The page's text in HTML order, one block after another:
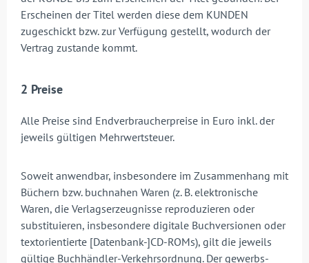
Erscheinen der Titel werden diese dem KUNDEN
zugeschickt bzw. zur Verfügung gestellt, wodurch der
Vertrag zustande kommt.
2 Preise
Alle Preise sind Endverbraucherpreise in Euro inkl. der
jeweils gültigen Mehrwertsteuer.
Soweit anwendbar, insbesondere im Zusammenhang mit
Büchern bzw. buchnahen Waren (z. B. elektronische
Waren, die Verlagserzeugnisse reproduzieren oder
substituieren, insbesondere digitale Buchversionen oder
textorientierte [Datenbank-]CD-ROMs), gilt die jeweils
gültige Buchhändler-Verkehrsordnung. Der gewerbs-